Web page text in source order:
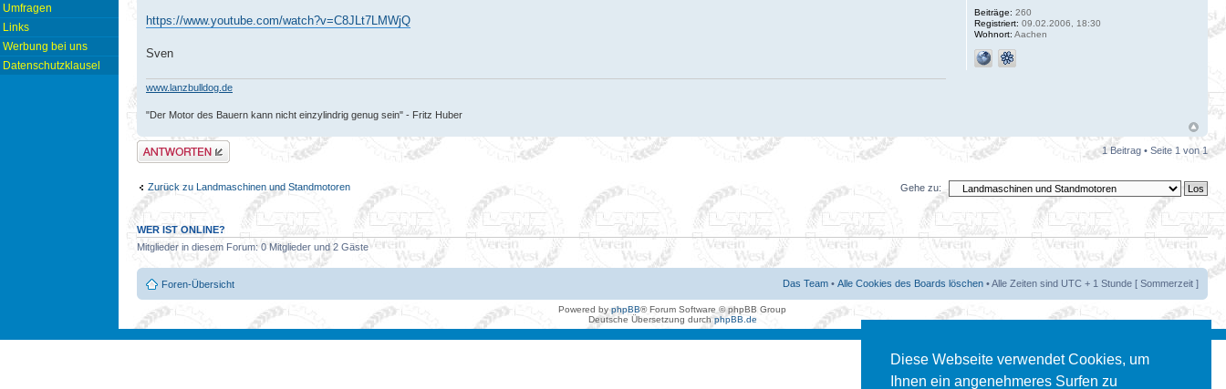
Diese Webseite verwendet Cookies, um
Ihnen ein angenehmeres Surfen zu
Umfragen
Links
Werbung bei uns
Datenschutzklausel
https://www.youtube.com/watch?v=C8JLt7LMWjQ
Sven
www.lanzbulldog.de
"Der Motor des Bauern kann nicht einzylindrig genug sein" - Fritz Huber
Beiträge: 260
Registriert: 09.02.2006, 18:30
Wohnort: Aachen
Antwort erstellen 1 Beitrag • Seite 1 von1
Zurück zu Landmaschinen und Standmotoren Gehe zu:
WER IST ONLINE?
Mitglieder in diesem Forum: 0 Mitglieder und 2 Gäste
Foren-Übersicht Das Team • Alle Cookies des Boards löschen • Alle Zeiten sind UTC + 1 Stunde [ Sommerzeit ]
Powered byphpBB® Forum Software © phpBB Group
Deutsche Übersetzung durchphpBB.de